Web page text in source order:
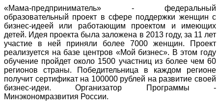
«Мама-предприниматель» - федеральный
образовательный проект в сфере поддержки женщин с
бизнес-идеей или работающим проектом и имеющих
детей. Идея проекта была заложена в 2013 году, за 11 лет
участие в ней приняли более 7000 женщин. Проект
реализуется на базе центров «Мой бизнес». В этом году
обучение пройдет около 1500 участниц из более чем 60
регионов страны. Победительница в каждом регионе
получит сертификат на 100000 рублей на развитие своей
бизнес-идеи. Организатор Программы -
Минэкономразвития России.